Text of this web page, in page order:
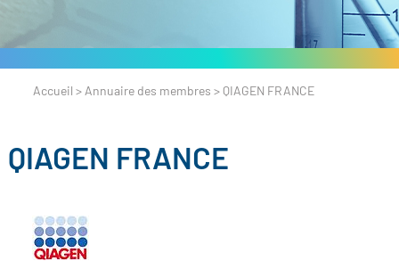
Accueil > Annuaire des membres > QIAGEN FRANCE
QIAGEN FRANCE